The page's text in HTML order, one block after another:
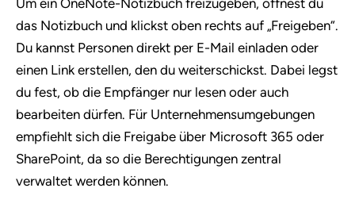
Um ein OneNote-Notizbuch freizugeben, öffnest du
das Notizbuch und klickst oben rechts auf „Freigeben“.
Du kannst Personen direkt per E-Mail einladen oder
einen Link erstellen, den du weiterschickst. Dabei legst
du fest, ob die Empfänger nur lesen oder auch
bearbeiten dürfen. Für Unternehmensumgebungen
empfiehlt sich die Freigabe über Microsoft 365 oder
SharePoint, da so die Berechtigungen zentral
verwaltet werden können.